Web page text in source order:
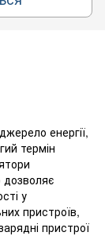
енергії,
термін
дозволяє
у
пристроїв,
пристрої